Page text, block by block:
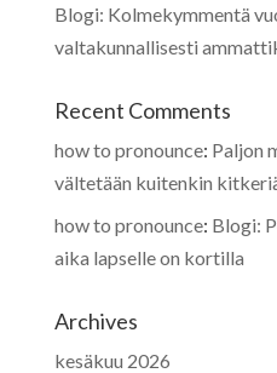
Blogi: Kolmekymmentä
valtakunnallisesti
Recent Comments
how to pronounce: Paljon
vältetään kuitenkin
how to pronounce: Blogi:
aika lapselle on kortilla
Archives
kesäkuu 2026